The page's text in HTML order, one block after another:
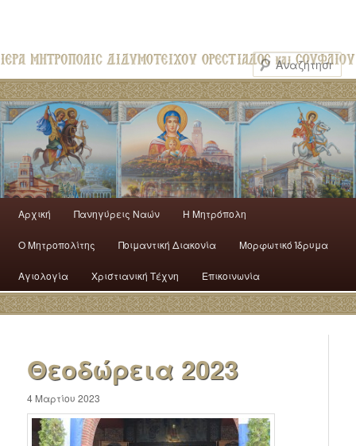
Αρχική Πανηγύρεις Ναών H Mητρόπολη
Ο Mητροπολίτης Ποιμαντική Διακονία Μορφωτικό Ίδρυμα
Αγιολογία Χριστιανική Τέχνη Επικοινωνία
Θεοδώρεια 2023
4 Μαρτίου 2023